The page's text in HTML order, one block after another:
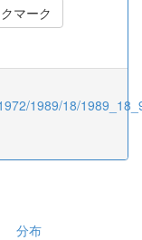
マーク
1989/18/
分布